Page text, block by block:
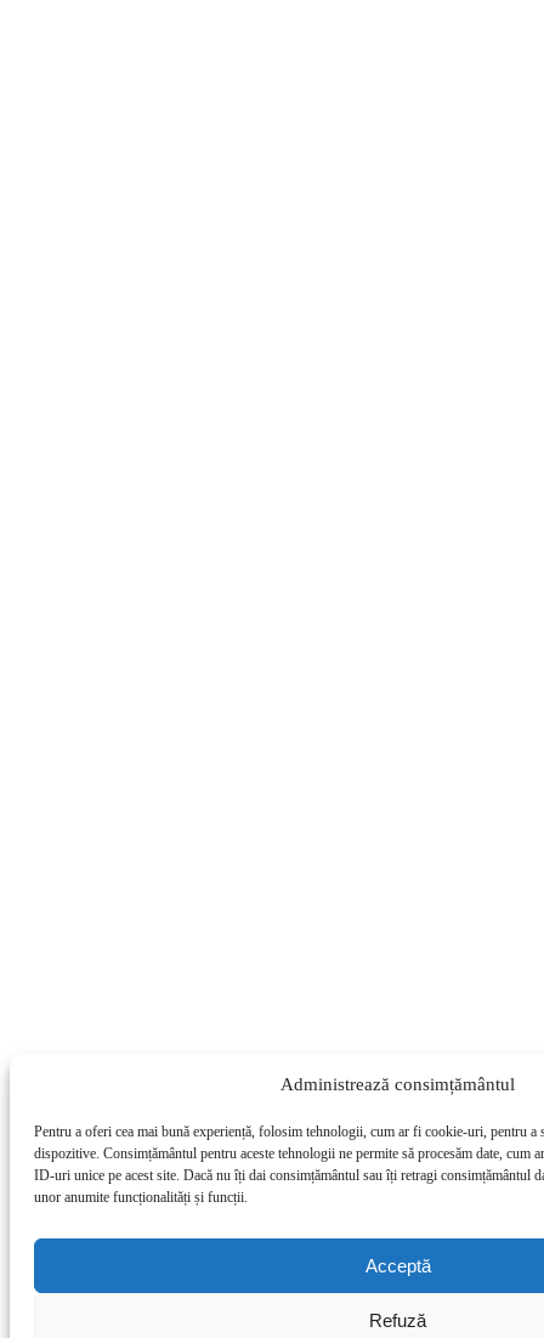
Administrează consimțământul
Pentru a oferi cea mai bună experiență, folosim tehnologii, cum ar fi cookie-uri, pentru a
dispozitive. Consimțământul pentru aceste tehnologii ne permite să procesăm date, cum
ID-uri unice pe acest site. Dacă nu îți dai consimțământul sau îți retragi consimțământul
unor anumite funcționalități și funcții.
Acceptă
Refuză